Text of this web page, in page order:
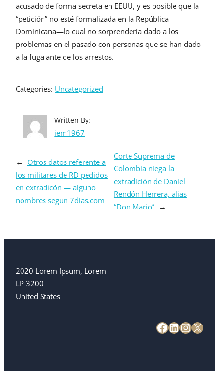
acusado de forma secreta en EEUU, y es posible que la
“petición” no esté formalizada en la República
Dominicana—lo cual no sorprendería dado a los
problemas en el pasado con personas que se han dado
a la fuga ante de los arrestos.
Categories: Uncategorized
Written By:
iem1967
←
Otros datos referente a
los militares de RD pedidos
en extradicón — alguno
nombres segun 7dias.com
Corte Suprema de
Colombia niega la
extradición de Daniel
Rendón Herrera, alias
“Don Mario”
→
2020 Lorem Ipsum, Lorem
LP 3200
United States